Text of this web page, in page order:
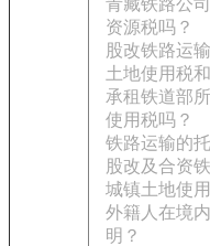
青藏铁路公
资源税吗？
股改铁路运
土地使用税
承租铁道部
使用税吗？
铁路运输的
股改及合资
城镇土地使
外籍人在境
明？